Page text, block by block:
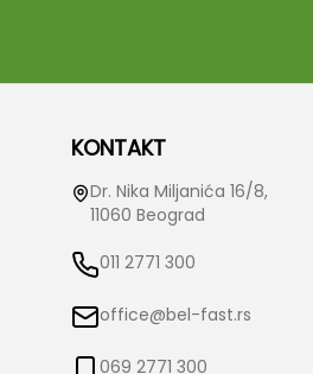
KONTAKT
Dr. Nika Miljanića 16/8,
11060 Beograd
011 2771 300
office@bel-fast.rs
069 2771 300